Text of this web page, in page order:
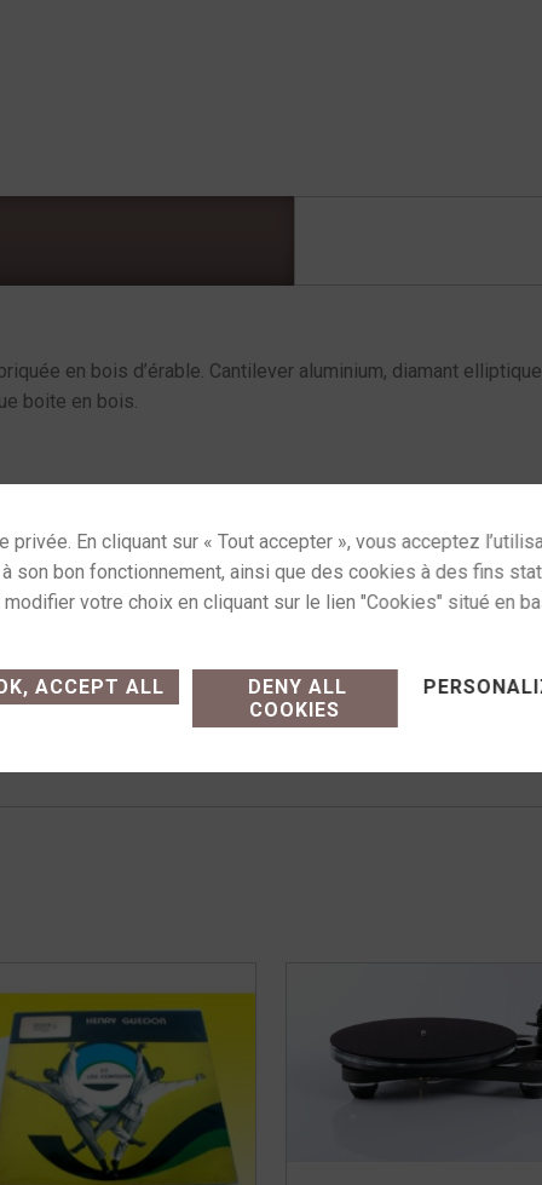
en bois d’érable. Cantilever aluminium, diamant
boite en bois.
(modalités, livraison)
14h-19h
ACCEPT ALL
DENY ALL
COOKIES